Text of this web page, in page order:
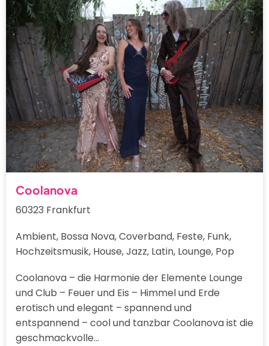
Coolanova
60323 Frankfurt
Ambient, Bossa Nova, Coverband, Feste, Funk,
Hochzeitsmusik, House, Jazz, Latin, Lounge, Pop
Coolanova – die Harmonie der Elemente Lounge
und Club – Feuer und Eis – Himmel und Erde
erotisch und elegant – spannend und
entspannend – cool und tanzbar Coolanova ist die
geschmackvolle…